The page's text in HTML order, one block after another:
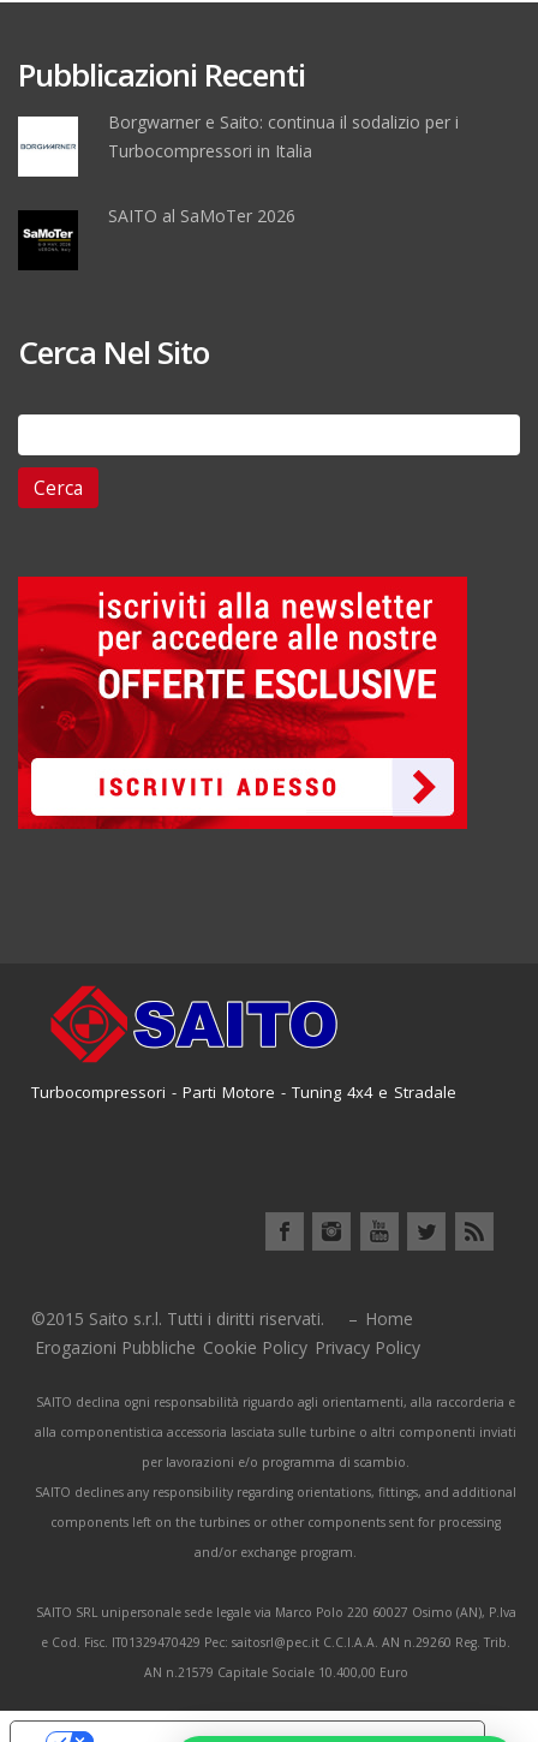
Pubblicazioni Recenti
Borgwarner e Saito: continua il sodalizio per i
Turbocompressori in Italia
SAITO al SaMoTer 2026
Cerca Nel Sito
Ricerca
per:
Turbocompressori - Parti Motore - Tuning 4x4 e Stradale
©2015 Saito s.r.l. Tutti i diritti riservati. – Home
Erogazioni Pubbliche Cookie Policy Privacy Policy
SAITO declina ogni responsabilità riguardo agli orientamenti, alla raccorderia e
alla componentistica accessoria lasciata sulle turbine o altri componenti inviati
per lavorazioni e/o programma di scambio.
SAITO declines any responsibility regarding orientations, fittings, and additional
components left on the turbines or other components sent for processing
and/or exchange program.
SAITO SRL unipersonale sede legale via Marco Polo 220 60027 Osimo (AN), P.Iva
e Cod. Fisc. IT01329470429 Pec: saitosrl@pec.it C.C.I.A.A. AN n.29260 Reg. Trib.
AN n.21579 Capitale Sociale 10.400,00 Euro